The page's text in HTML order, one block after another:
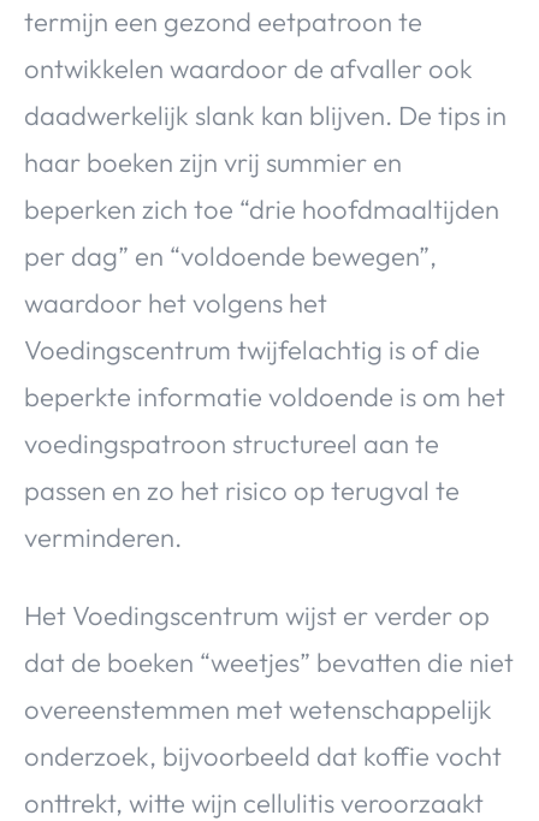
termijn een gezond eetpatroon te
ontwikkelen waardoor de afvaller ook
daadwerkelijk slank kan blijven. De tips in
haar boeken zijn vrij summier en
beperken zich toe “drie hoofdmaaltijden
per dag” en “voldoende bewegen”,
waardoor het volgens het
Voedingscentrum twijfelachtig is of die
beperkte informatie voldoende is om het
voedingspatroon structureel aan te
passen en zo het risico op terugval te
verminderen.
Het Voedingscentrum wijst er verder op
dat de boeken “weetjes” bevatten die niet
overeenstemmen met wetenschappelijk
onderzoek, bijvoorbeeld dat koffie vocht
onttrekt, witte wijn cellulitis veroorzaakt